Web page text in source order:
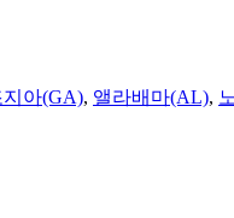
지아(GA), 앨라배마(AL),